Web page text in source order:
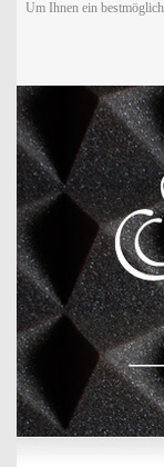
Um Ihnen ein